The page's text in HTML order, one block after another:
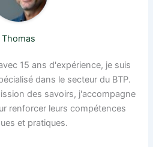
Thomas
15 ans d'expérience, je suis
dans le secteur du BTP.
des savoirs, j'accompagne
renforcer leurs compétences
et pratiques.